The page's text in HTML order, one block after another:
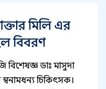
মিলি এর
বিবরণ
ডাঃ মাসুদা
চিকিৎসক।